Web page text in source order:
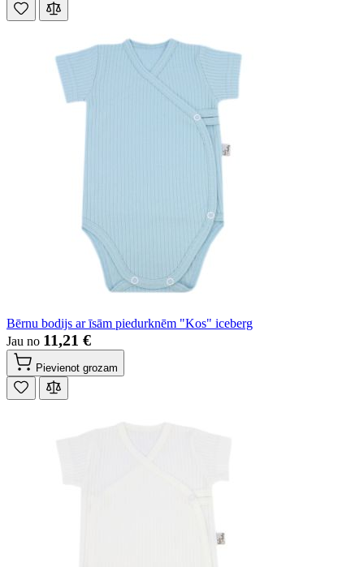
Bērnu bodijs ar īsām piedurknēm "Kos" iceberg
Jau no 11,21 €
Pievienot grozam